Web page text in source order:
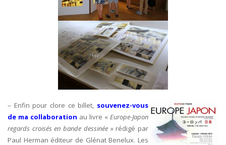
– Enfin pour clore ce billet, souvenez-vous
de ma collaboration au livre « Europe-Japon
regards croisés en bande dessinée» rédigé par
Paul Herman éditeur de Glénat Benelux. Les